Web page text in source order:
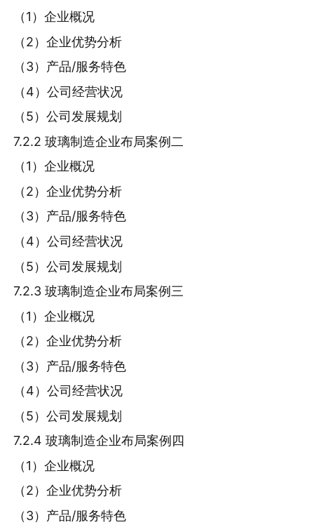
（1）企业概况
（2）企业优势分析
（3）产品/服务特色
（4）公司经营状况
（5）公司发展规划
7.2.2 玻璃制造企业布局案例二
（1）企业概况
（2）企业优势分析
（3）产品/服务特色
（4）公司经营状况
（5）公司发展规划
7.2.3 玻璃制造企业布局案例三
（1）企业概况
（2）企业优势分析
（3）产品/服务特色
（4）公司经营状况
（5）公司发展规划
7.2.4 玻璃制造企业布局案例四
（1）企业概况
（2）企业优势分析
（3）产品/服务特色